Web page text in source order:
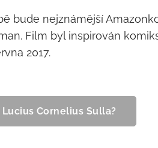
bude nejznámější
Film byl inspirován
2017.
Lucius Cornelius Sulla?